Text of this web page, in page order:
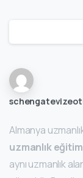
Almanya
uzmanlık
aynı uzmanlık